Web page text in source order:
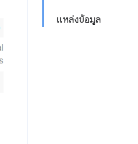
แหล่งข้อมูล